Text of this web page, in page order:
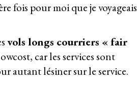
fois pour moi que je voyageais
vols longs courriers « fair
car les services sont
autant lésiner sur le service.